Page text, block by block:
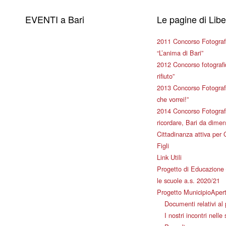
EVENTI a Bari Le pagine di
2011 Concorso
“L’anima di Bari”
2012 Concorso
rifiuto”
2013 Concorso
che vorrei!”
2014 Concorso
ricordare, Bari da
Cittadinanza attiva per
Figli
Link Utili
Progetto di Educazione
le scuole a.s. 2020/21
Progetto
Documenti relativi al
I nostri incontri nelle